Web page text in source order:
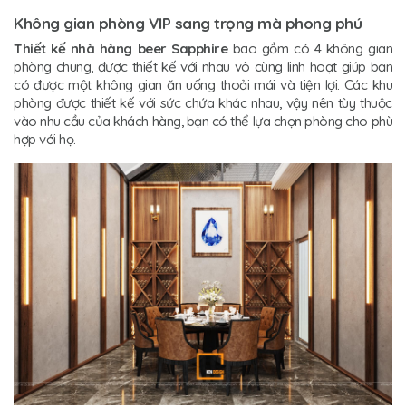
Không gian phòng VIP sang trọng mà phong phú
Thiết kế nhà hàng beer Sapphirebao gồm có 4 không gian
phòng chung, được thiết kế với nhau vô cùng linh hoạt giúp bạn
có được một không gian ăn uống thoải mái và tiện lợi. Các khu
phòng được thiết kế với sức chứa khác nhau, vậy nên tùy thuộc
vào nhu cầu của khách hàng, bạn có thể lựa chọn phòng cho phù
hợp với họ.